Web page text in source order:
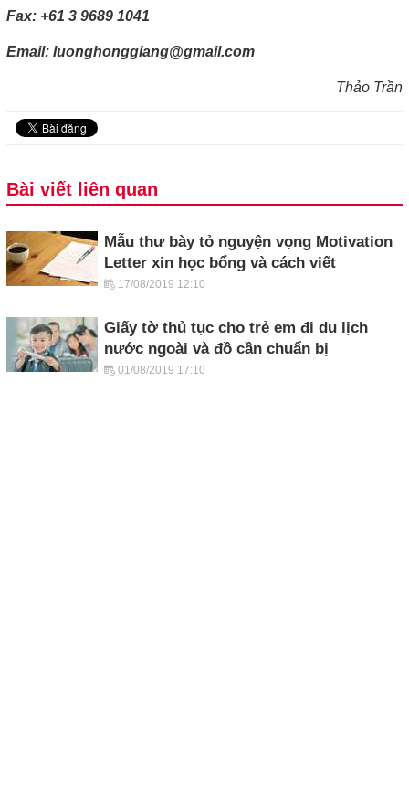
Fax: +61 3 9689 1041
Email: luonghonggiang@gmail.com
Thảo Trần
Bài viết liên quan
Mẫu thư bày tỏ nguyện vọng Motivation
Letter xin học bổng và cách viết
17/08/2019 12:10
Giấy tờ thủ tục cho trẻ em đi du lịch
nước ngoài và đồ cần chuẩn bị
01/08/2019 17:10